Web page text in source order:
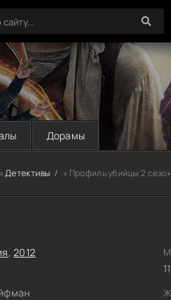
Дорамы
»Детективы » Профиль убийцы 2 сезон
,2012